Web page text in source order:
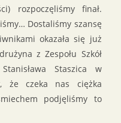
rozpoczęliśmy finał.
Dostaliśmy szansę
okazała się już
z Zespołu Szkół
Staszica w
że czeka nas ciężka
podjęliśmy to